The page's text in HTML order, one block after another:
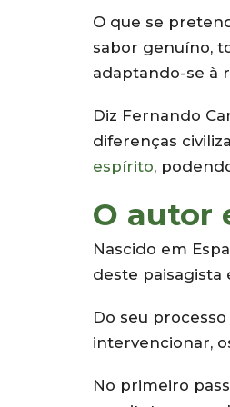
O que se
sabor genuíno,
adaptando-se à
Diz Fernando
diferenças
espírito,
O autor
Nascido em
deste paisagista
Do seu
intervencionar,
No primeiro